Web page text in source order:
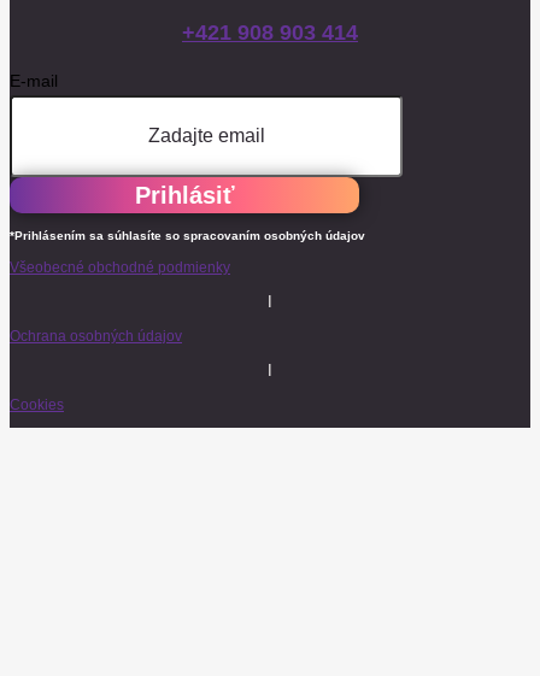
+421 908 903 414
E-mail
Prihlásiť
*Prihlásením sa súhlasíte so spracovaním osobných údajov
Všeobecné obchodné podmienky
Ochrana osobných údajov
Cookies